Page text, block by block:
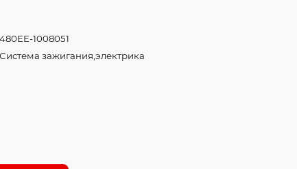
480EE-1008051
Система зажигания,электрика